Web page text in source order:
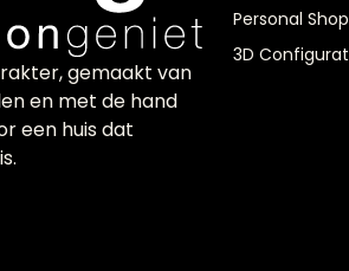
gemaakt van
en met de hand
een huis dat
Personal
3D